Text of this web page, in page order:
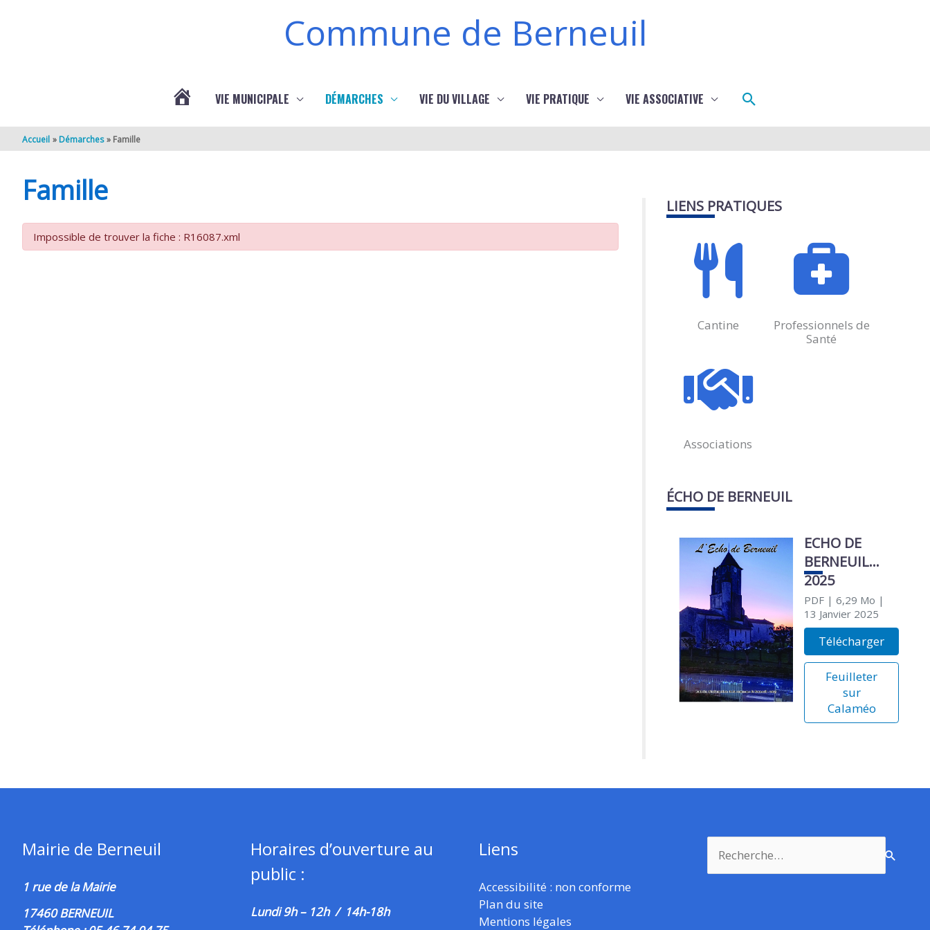
Commune de Berneuil
VIE MUNICIPALE DÉMARCHES VIE DU VILLAGE VIE PRATIQUE VIE ASSOCIATIVE Rechercher
Accueil Démarches Famille
Famille
Impossible de trouver la fiche : R16087.xml
LIENS PRATIQUES
Cantine
Professionnels de
Santé
Associations
ÉCHO DE BERNEUIL
ECHO DE
BERNEUIL
2025
PDF| 6,29 Mo |
13 Janvier 2025
Télécharger
Feuilleter
sur
Calaméo
Mairie de Berneuil
1 rue de la Mairie
17460 BERNEUIL
Horaires d’ouverture au
public :
Lundi 9h – 12h / 14h-18h
Liens
Accessibilité : non conforme
Plan du site
Mentions légales